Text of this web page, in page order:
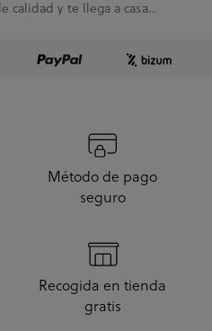
calidad y te llega a casa
Método de pago
seguro
Recogida en tienda
gratis